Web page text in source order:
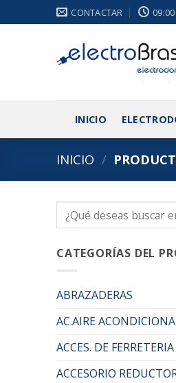
al
CONTACTAR
INICIO
INICIO /
Buscar
por:
CATEGORÍAS DEL
ABRAZADERAS
AC.AIRE
ACCES. DE FERRETERIA
ACCESORIO